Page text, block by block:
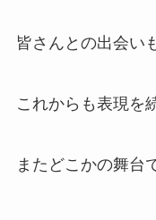
皆さんとの出会い
これからも表現を
またどこかの舞台